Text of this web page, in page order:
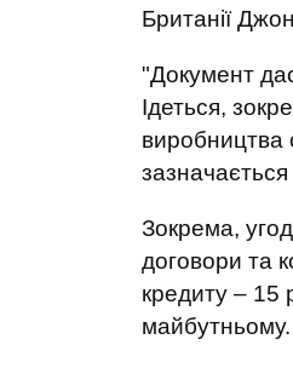
Британії
"Документ
Ідеться,
виробництва
Зокрема,
договори та
кредиту – 15
майбутньому.